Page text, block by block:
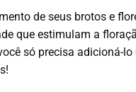
de seus brotos e
que estimulam a
só precisa adicioná-